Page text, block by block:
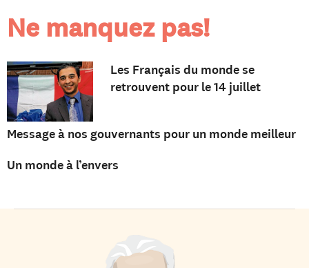
Ne manquez pas!
Les Français du monde se
retrouvent pour le 14 juillet
Message à nos gouvernants pour un monde meilleur
Un monde à l’envers